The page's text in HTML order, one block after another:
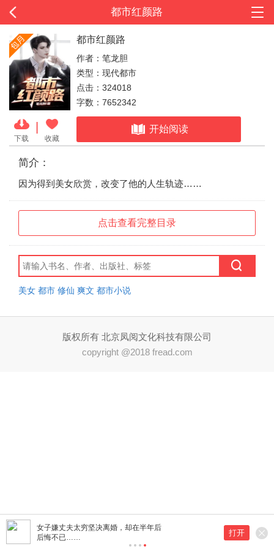
女子嫌丈夫太穷坚决离婚，却在半年后
后悔不已……
打开
都市红颜路
下载 收藏
都市红颜路
作者：笔龙胆
类型：现代都市
点击：324018
字数：7652342
开始阅读
简介：
因为得到美女欣赏，改变了他的人生轨迹……
点击查看完整目录
美女 都市 修仙 爽文 都市小说
版权所有 北京凤阅文化科技有限公司
copyright @2018 fread.com